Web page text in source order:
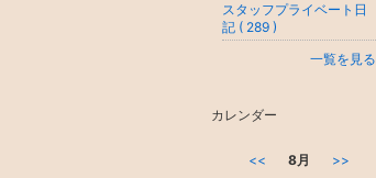
スタッフプライベート日
記 ( 289 )
一覧を見る
カレンダー
<< 8月
>>